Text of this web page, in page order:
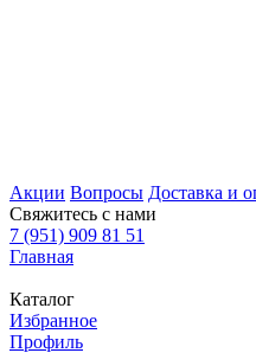
Акции Вопросы Доставка и
Свяжитесь с нами
7 (951) 909 81 51
Главная
Каталог
Избранное
Профиль